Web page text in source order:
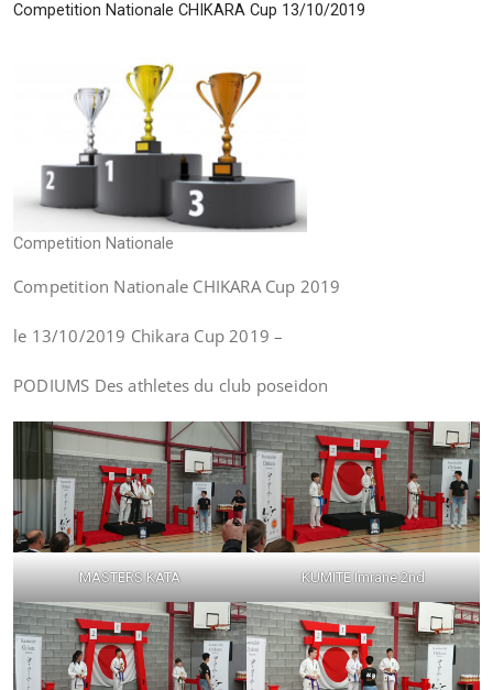
Competition Nationale CHIKARA Cup 13/10/2019
Competition Nationale
Competition Nationale CHIKARA Cup 2019
le 13/10/2019 Chikara Cup 2019 –
PODIUMS Des athletes du club poseidon
MASTERS KATA KUMITE Imrane 2nd